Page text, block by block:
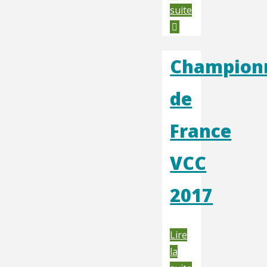
suite
2018"
de
France
VCC
2017
Lire
la